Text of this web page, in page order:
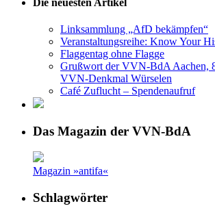
Linksammlung „AfD bekämpfen“
Veranstaltungsreihe: Know Your
Flaggentag ohne Flagge
Grußwort der VVN-BdA Aachen,
VVN-Denkmal Würselen
Café Zuflucht – Spendenaufruf
Das Magazin der VVN-BdA
Magazin »antifa«
Schlagwörter